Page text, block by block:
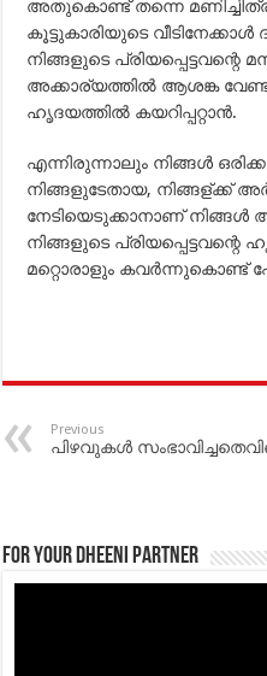
അതുകൊണ്ട് തന്നെ
കൂട്ടുകാരിയുടെ വീടിനേക്കാള്‍
നിങ്ങളുടെ
അക്കാര്യത്തില്‍ ആശങ്ക
ഹൃദയത്തില്‍ കയറിപ്പറ്റാന്‍.
എന്നിരുന്നാലും നിങ്ങള്‍
നിങ്ങളുടേതായ, നിങ്ങള്ക്ക്
നേടിയെടുക്കാനാണ് നിങ്ങള്‍
നിങ്ങളുടെ
മറ്റൊരാളും കവര്‍ന്നുകൊണ്ട്
Previous
പിഴവുകള്‍
For your Dheeni Partner